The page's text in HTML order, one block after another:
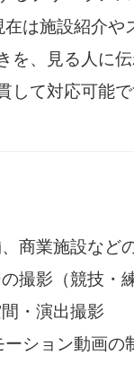
は施設紹介や
を、見る人に
して対応可能で
商業施設など
撮影（競技・
・演出撮影
ション動画の